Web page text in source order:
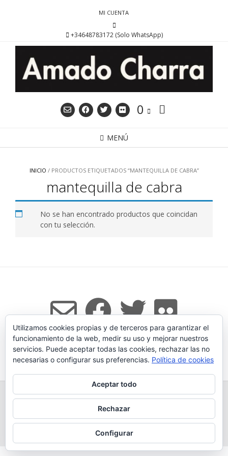
MI CUENTA
+34648783172 (Solo WhatsApp)
0
MENÚ
INICIO / PRODUCTOS ETIQUETADOS “MANTEQUILLA DE CABRA”
mantequilla de cabra
No se han encontrado productos que coincidan
con tu selección.
Tema:Voguede Kaira
TODOS LOS PRODUCTOS LEGADO
QUESERÍA
GANADERÍA PROPIA
CONDICIONES DE COMPRA
AVISO LEGAL Y POLÍTICA DE PRIVACIDAD
POLÍTICA DE COOKIES
MÁS INFORMACIÓN SOBRE LAS COOKIES
Utilizamos cookies propias y de terceros para garantizar el
funcionamiento de la web, medir su uso y mejorar nuestros
servicios. Puede aceptar todas las cookies, rechazar las no
necesarias o configurar sus preferencias. Política de cookies
Aceptar todo
Rechazar
Configurar